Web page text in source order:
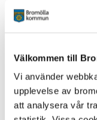
Välkommen till
Vi använder
upplevelse av
att analysera vår
– Bromölla
strävar mot att
Både
fortsätter de
Elizabeth